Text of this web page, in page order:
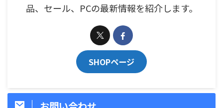
品、セール、PCの最新情報を紹介します。
SHOPページ